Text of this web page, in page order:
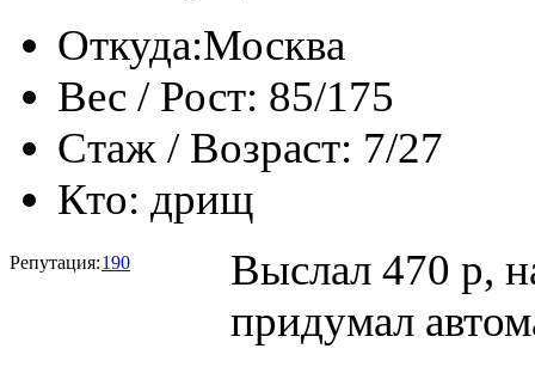
Откуда:Москва
Вес / Рост: 85/175
Стаж / Возраст: 7/27
Кто: дрищ
Репутация:190
Выслал 470 р,
придумал